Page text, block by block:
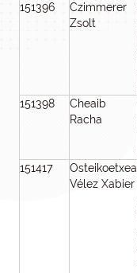
151396
Czimmerer
Zsolt
151398
Cheaib
Racha
151417
Osteikoetxea
Vélez Xabier